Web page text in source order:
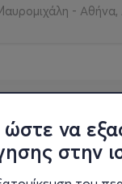
να
στην
- Αθήνα,